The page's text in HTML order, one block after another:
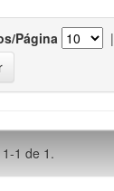
Página |
1 de 1.